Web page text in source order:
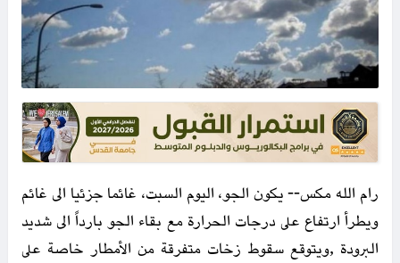
رام الله مكس-- يكون الجو، اليوم السبت، غائما جزئيا الى غائم
ويطرأ ارتفاع على درجات الحرارة مع بقاء الجو بارداً الى شديد
البرودة ,ويتوقع سقوط زخات متفرقة من الأمطار خاصة على